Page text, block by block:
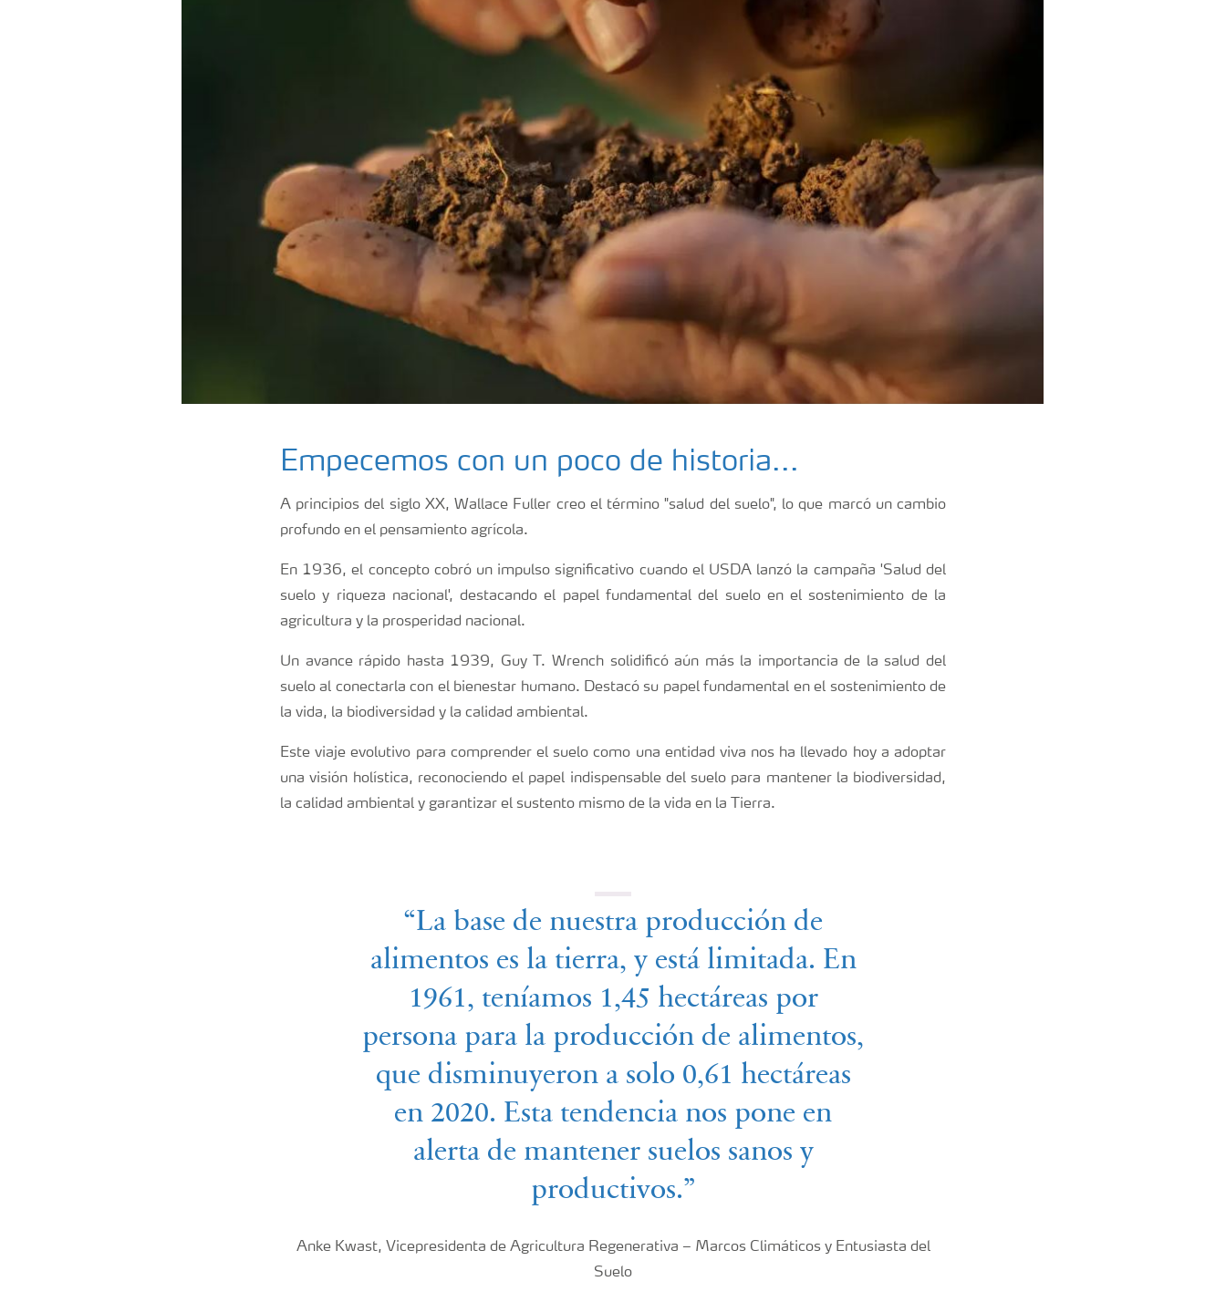
Empecemos con un poco de historia...
A principios del siglo XX, Wallace Fuller creo el término "salud del suelo", lo que marcó un cambio
profundo en el pensamiento agrícola.
En 1936, el concepto cobró un impulso significativo cuando el USDA lanzó la campaña 'Salud del
suelo y riqueza nacional', destacando el papel fundamental del suelo en el sostenimiento de la
agricultura y la prosperidad nacional.
Un avance rápido hasta 1939, Guy T. Wrench solidificó aún más la importancia de la salud del
suelo al conectarla con el bienestar humano. Destacó su papel fundamental en el sostenimiento de
la vida, la biodiversidad y la calidad ambiental.
Este viaje evolutivo para comprender el suelo como una entidad viva nos ha llevado hoy a adoptar
una visión holística, reconociendo el papel indispensable del suelo para mantener la biodiversidad,
la calidad ambiental y garantizar el sustento mismo de la vida en la Tierra.
“La base de nuestra producción de
alimentos es la tierra, y está limitada. En
1961, teníamos 1,45 hectáreas por
persona para la producción de alimentos,
que disminuyeron a solo 0,61 hectáreas
en 2020. Esta tendencia nos pone en
alerta de mantener suelos sanos y
productivos.”
Anke Kwast, Vicepresidenta de Agricultura Regenerativa – Marcos Climáticos y Entusiasta del
Suelo